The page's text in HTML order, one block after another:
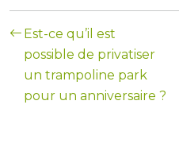
Est-ce qu’il est
possible de privatiser
un trampoline park
pour un anniversaire ?